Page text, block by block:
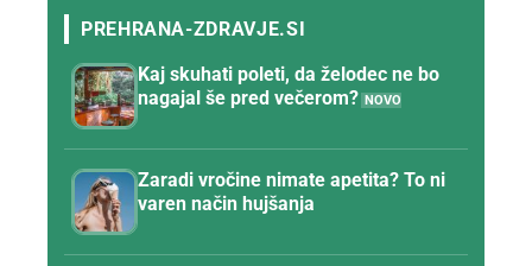
Kaj skuhati poleti, da želodec ne bo
nagajal še pred večerom?
Zaradi vročine nimate apetita? To ni
varen način hujšanja